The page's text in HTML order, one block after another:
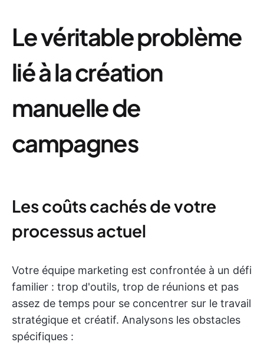
Le véritable problème
lié à la création
manuelle de
campagnes
Les coûts cachés de votre
processus actuel
Votre équipe marketing est confrontée à un défi
familier : trop d'outils, trop de réunions et pas
assez de temps pour se concentrer sur le travail
stratégique et créatif. Analysons les obstacles
spécifiques :